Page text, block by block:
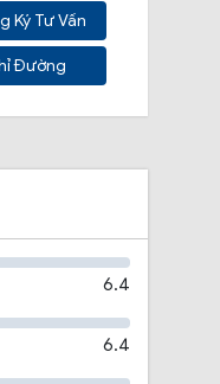
Ký Tư Vấn
Đường
6.4
6.4